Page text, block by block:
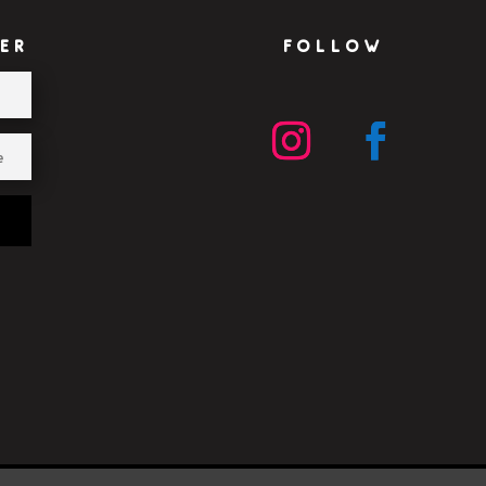
FOLLOW